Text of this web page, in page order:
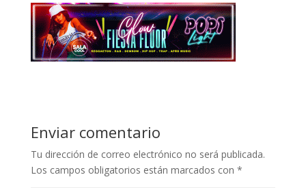
Enviar comentario
Tu dirección de correo electrónico no será publicada.
Los campos obligatorios están marcados con *